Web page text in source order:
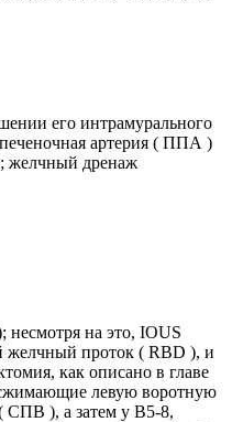
его интрамурального
артерия ( ППА )
желчный дренаж
на это, IOUS
желчный проток ( RBD ), и
как описано в главе
левую воротную
СПВ ), а затем у В5-8,